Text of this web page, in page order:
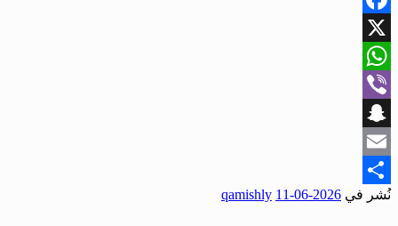
Facebook
X
WhatsApp
Viber
Snapchat
Email
Share
نُشر في 2026-06-11
qamishly